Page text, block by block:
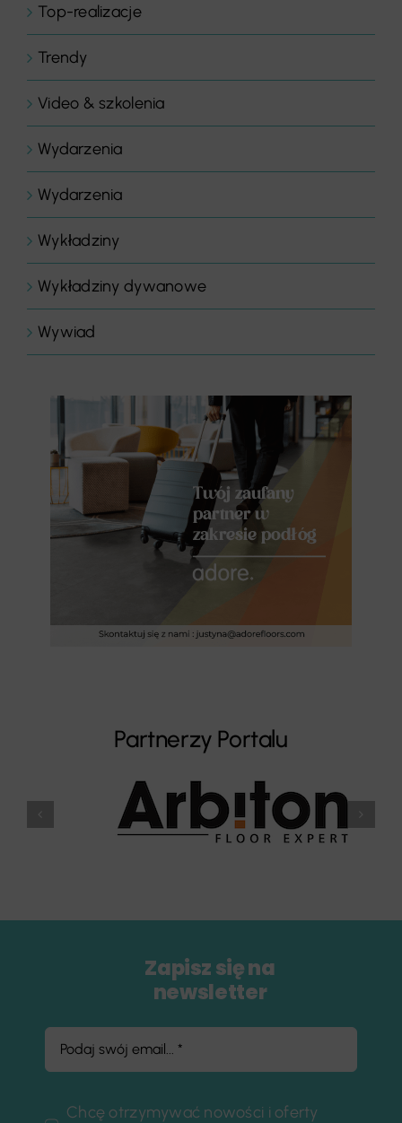
Top-realizacje
Trendy
Video & szkolenia
Wydarzenia
Wydarzenia
Wykładziny
Wykładziny dywanowe
Wywiad
Partnerzy Portalu
Zapisz się na
newsletter
Chcę otrzymywać nowości i oferty